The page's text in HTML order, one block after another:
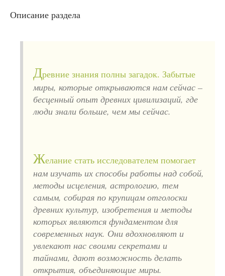
Описание раздела
Древние знания полны загадок. Забытые
миры, которые открываются нам сейчас –
бесценный опыт древних цивилизаций, где
люди знали больше, чем мы сейчас.
Желание стать исследователем помогает
нам изучать их способы работы над собой,
методы исцеления, астрологию, тем
самым, собирая по крупицам отголоски
древних культур, изобретения и методы
которых являются фундаментом для
современных наук. Они вдохновляют и
увлекают нас своими секретами и
тайнами, дают возможность делать
открытия, объединяющие миры.